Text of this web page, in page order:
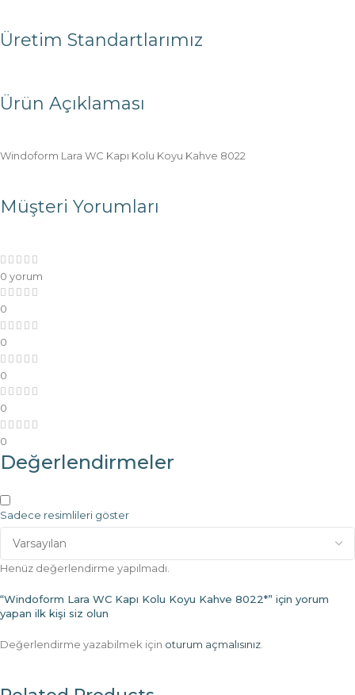
Ürün Açıklaması
Windoform Lara WC Kapı Kolu Koyu Kahve 8022
Üretim Standartlarımız
Müşteri Yorumları
0 yorum
0
0
0
0
0
Değerlendirmeler
Sadece resimlileri göster
Henüz değerlendirme yapılmadı.
“Windoform Lara WC Kapı Kolu Koyu Kahve 8022*” için yorum
yapan ilk kişi siz olun
Değerlendirme yazabilmek için oturum açmalısınız